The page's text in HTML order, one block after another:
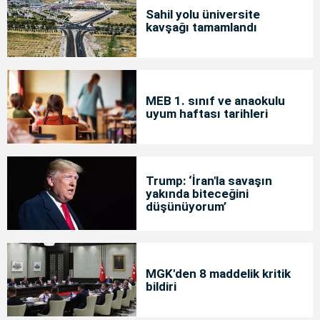
Sahil yolu üniversite
kavşağı tamamlandı
MEB 1. sınıf ve anaokulu
uyum haftası tarihleri
Trump: ‘İran'la savaşın
yakında biteceğini
düşünüyorum’
MGK'den 8 maddelik kritik
bildiri